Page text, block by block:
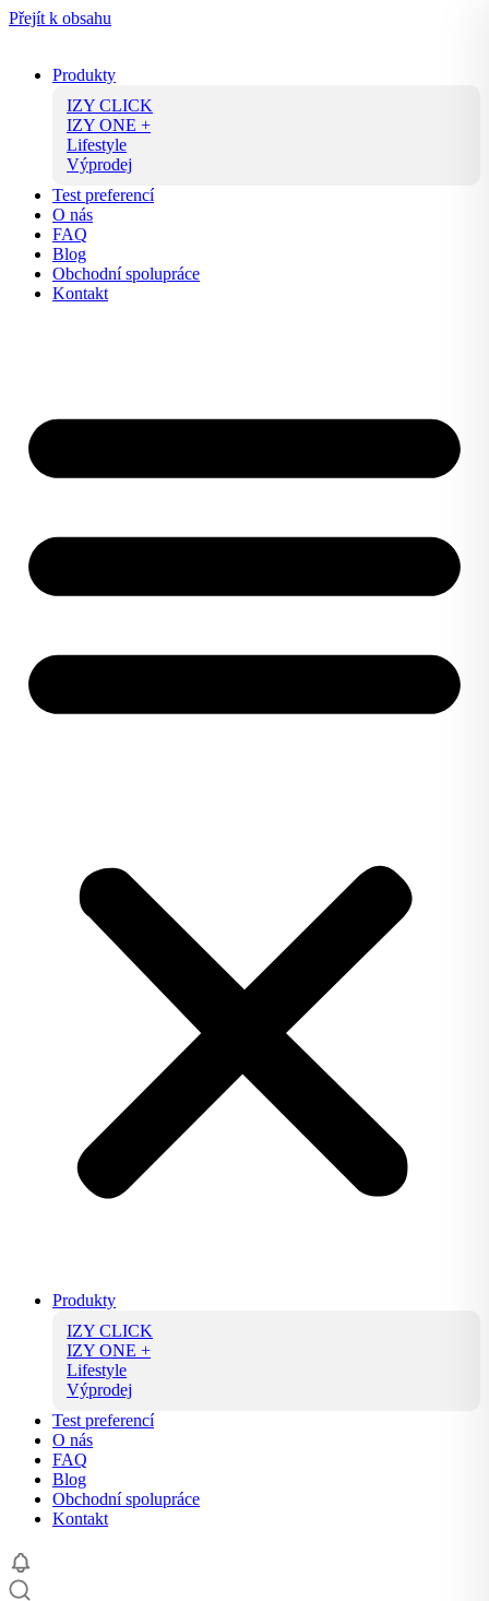
Přejít k obsahu
Produkty
IZY CLICK
IZY ONE +
Lifestyle
Výprodej
Test preferencí
O nás
FAQ
Blog
Obchodní spolupráce
Kontakt
Produkty
IZY CLICK
IZY ONE +
Lifestyle
Výprodej
Test preferencí
O nás
FAQ
Blog
Obchodní spolupráce
Kontakt